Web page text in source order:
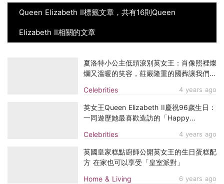
Queen Elizabeth II標籤文章，共有16則Queen
Elizabeth II相關的文章
Celebrities 4 years ago
夏洛特小公主低頭淚別英女王：肖像照裡燦
爛又溫暖的笑容，莊嚴隆重的國葬讓我們送
Celebrities 4 years ago
英女王Queen Elizabeth II慶祝96歲生日：
一同遊歷她最喜歡造訪的「Happy
Home & Living 6 years ago
英國皇家糕點廚師公開英女王的生日蛋糕配
方 在家也可以享受「皇室派對」